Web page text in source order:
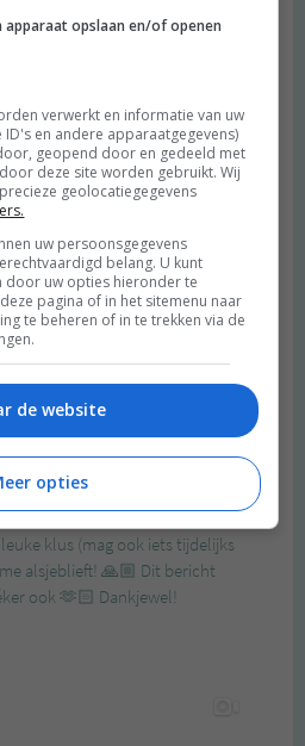
opslaan en/of openen
verwerkt en informatie van uw
en andere apparaatgegevens)
geopend door en gedeeld met
deze site worden gebruikt. Wij
geolocatiegegevens
uw persoonsgegevens
belang. U kunt
door uw opties hieronder te
pagina of in het sitemenu naar
te beheren of in te trekken via de
de website
opties